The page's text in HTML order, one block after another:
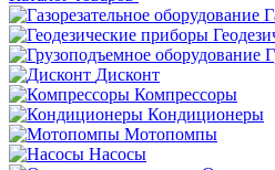
Дисконт
Компрессоры
Кондиционеры
Мотопомпы
Насосы